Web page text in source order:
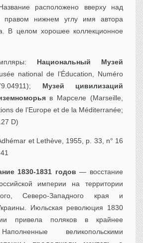
XVI-XIXв.
расположено вверху над
правом нижнем углу имя автора
В целом хорошее коллекционное
Национальный Музей
national de l’Éducation, Numéro
Музей цивилизаций
в Марселе (Marseille,
de l’Europe et de la Méditerranée;
D)
et Lethève, 1955, p. 33, n° 16
1830-1831 годов — восстание
империи на территории
Северо-Западного края и
Июльская революция 1830
привела поляков в крайнее
великопольскими